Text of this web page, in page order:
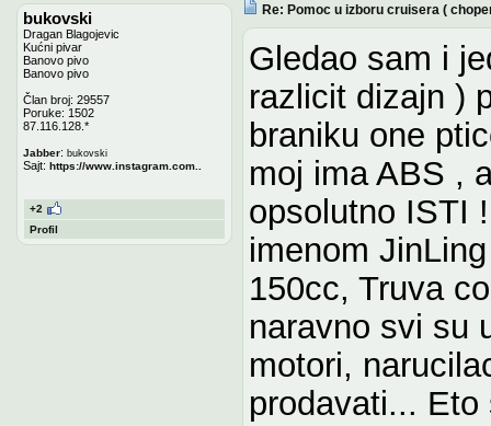
bukovski
Dragan Blagojevic
Kućni pivar
Banovo pivo
Banovo pivo
Član broj: 29557
Poruke: 1502
87.116.128.*
Jabber: bukovski
Sajt: https://www.instagram.com..
+2
Profil
Re: Pomoc u izboru cruisera (
Gledao sam i
razlicit dizajn )
braniku one
moj ima ABS ,
opsolutno ISTI
imenom
150cc, Truva
naravno svi su
motori,
prodavati...